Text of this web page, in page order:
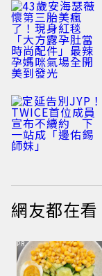
網友都在看
PR